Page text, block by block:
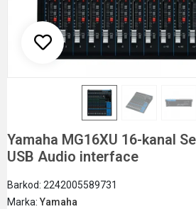
Yamaha MG16XU 16-kanal
USB Audio interface
Barkod: 2242005589731
Marka:Yamaha